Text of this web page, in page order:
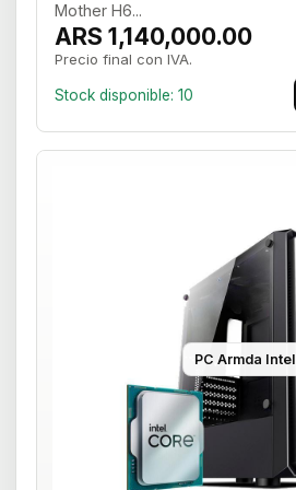
Mother H6...
ARS 1,140,000.00
Precio final con IVA.
Stock disponible: 10
PC Armda Intel